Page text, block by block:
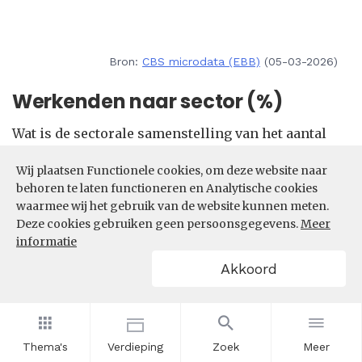
Thema's Verdieping Zoek Meer
Wij plaatsen Functionele cookies, om deze website naar
behoren te laten functioneren en Analytische cookies
waarmee wij het gebruik van de website kunnen meten.
Deze cookies gebruiken geen persoonsgegevens.Meer
informatie
Akkoord
Bron: CBS microdata (EBB) (05-03-2026)
Werkenden naar sector (%)
Wat is de sectorale samenstelling van het aantal
beroepen? In welke sectoren zijn de meeste
werkenden in de beroepsklasse Zorg en welzijn
beroepen actief?